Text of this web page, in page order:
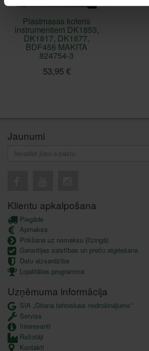
Plastmasas koferis
instrumentiem DK1853,
DK1817, DK1877,
BDF456 MAKITA
824754-3
53,95 €
Jaunumi
Klientu apkalpošana
Piegāde
Apmaksa
Pirkšana uz nomaksu (līzingā)
Garantijas saistības un preču atgriešana
Datu aizsardzība
Lojalitātes programma
Uzņēmuma informācija
SIA „Gitana tehniskais nodrošinājums”
Serviss
Interesanti
Ražotāji
Kontakti